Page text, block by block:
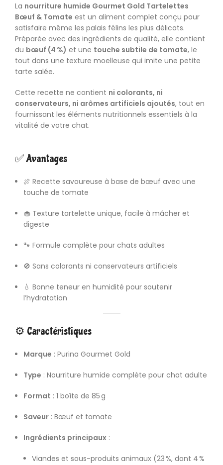
La nourriture humide Gourmet Gold Tartelettes
Bœuf & Tomate est un aliment complet conçu pour
satisfaire même les palais félins les plus délicats.
Préparée avec des ingrédients de qualité, elle contient
du bœuf (4 %) et une touche subtile de tomate, le
tout dans une texture moelleuse qui imite une petite
tarte salée.
Cette recette ne contient ni colorants, ni
conservateurs, ni arômes artificiels ajoutés, tout en
fournissant les éléments nutritionnels essentiels à la
vitalité de votre chat.
✅ Avantages
🍖 Recette savoureuse à base de bœuf avec une
touche de tomate
🧁 Texture tartelette unique, facile à mâcher et
digeste
🐾 Formule complète pour chats adultes
🚫 Sans colorants ni conservateurs artificiels
💧 Bonne teneur en humidité pour soutenir
l’hydratation
⚙️ Caractéristiques
Marque : Purina Gourmet Gold
Type : Nourriture humide complète pour chat adulte
Format : 1 boîte de 85 g
Saveur : Bœuf et tomate
Ingrédients principaux :
Viandes et sous-produits animaux (23 %, dont 4 %